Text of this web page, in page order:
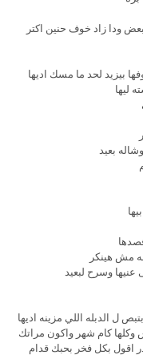
ودا زاد خوف حنين اكتر
بيزيد لحد ما مسك اديها
ليها
بعيد
مش هينكر
وسرح لبعيد
الدبله اللي مزينه اديها
وكلها كام شهر واكون مراتك
اقول بكل فخر بحبك قدام